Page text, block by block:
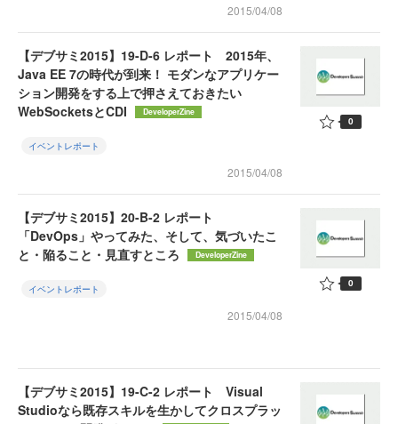
2015/04/08
【デブサミ2015】19-D-6 レポート 2015年、
Java EE 7の時代が到来！ モダンなアプリケー
ション開発をする上で押さえておきたい
WebSocketsとCDI
DeveloperZine
イベントレポート
2015/04/08
0
【デブサミ2015】20-B-2 レポート
「DevOps」やってみた、そして、気づいたこ
と・陥ること・見直すところ
DeveloperZine
イベントレポート
2015/04/08
0
【デブサミ2015】19-C-2 レポート Visual
Studioなら既存スキルを生かしてクロスプラッ